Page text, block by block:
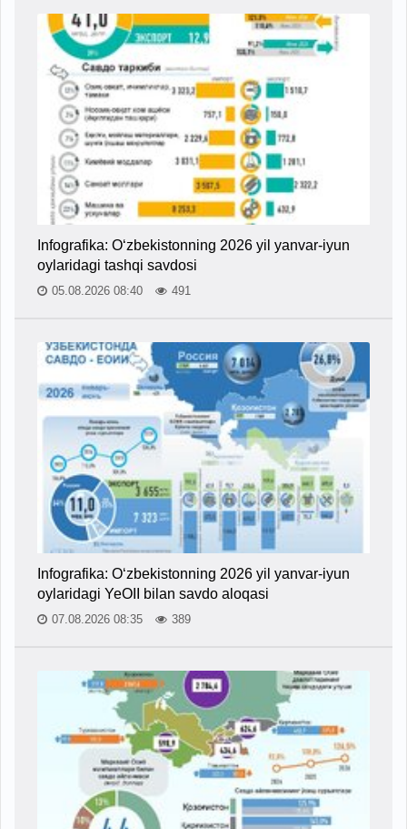
Infografika: O‘zbekistonning 2026 yil yanvar-iyun
oylaridagi tashqi savdosi
05.08.2026 08:40 491
Infografika: O‘zbekistonning 2026 yil yanvar-iyun
oylaridagi YeOII bilan savdo aloqasi
07.08.2026 08:35 389